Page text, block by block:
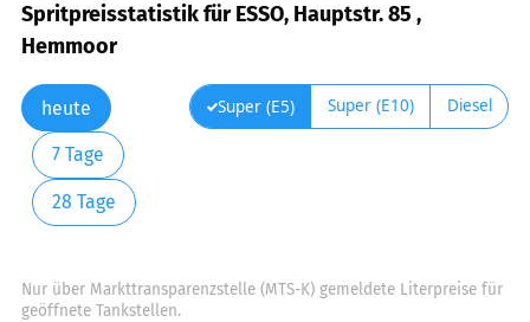
Spritpreisstatistik für ESSO, Hauptstr. 85 ,
Hemmoor
heute
7 Tage
28 Tage
Super (E5) Super (E10) Diesel
Nur über Markttransparenzstelle (MTS-K) gemeldete Literpreise für
geöffnete Tankstellen.